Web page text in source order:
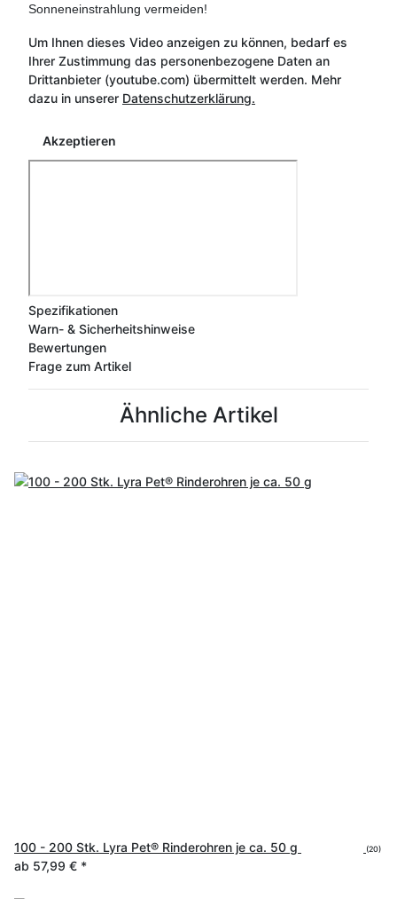
Sonneneinstrahlung vermeiden!
Um Ihnen dieses Video anzeigen zu können, bedarf es
Ihrer Zustimmung das personenbezogene Daten an
Drittanbieter (youtube.com) übermittelt werden. Mehr
dazu in unserer Datenschutzerklärung.
Akzeptieren
Spezifikationen
Warn- & Sicherheitshinweise
Bewertungen
Frage zum Artikel
Ähnliche Artikel
100 - 200 Stk. Lyra Pet® Rinderohren je ca. 50 g (20)
ab 57,99 € *